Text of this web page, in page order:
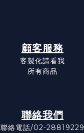
顧客服務
客製化請看我
所有商品
聯絡我們
聯絡電話/02-28819229